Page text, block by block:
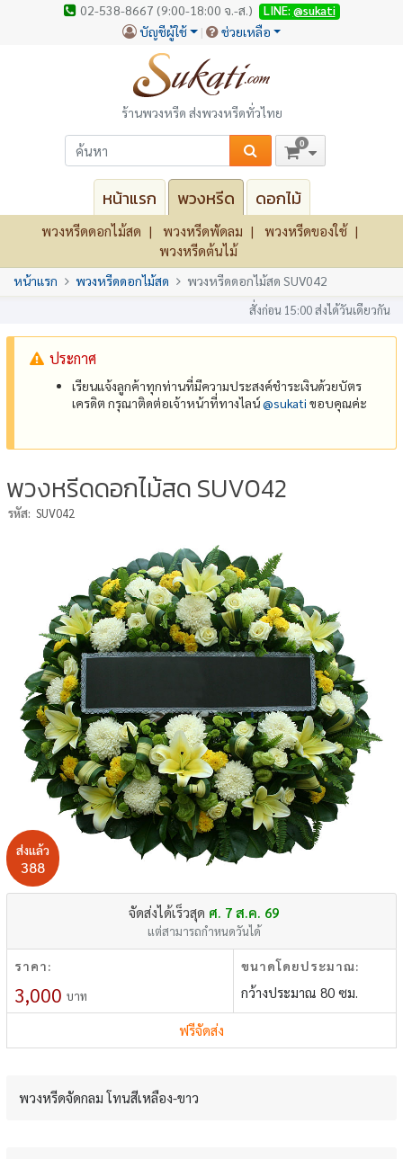
02-538-8667 (9:00-18:00 จ.-ส.) LINE: @sukati
บัญชีผู้ใช้ ช่วยเหลือ
ร้านพวงหรีด ส่งพวงหรีดทั่วไทย
0
หน้าแรก พวงหรีด ดอกไม้
พวงหรีดดอกไม้สด พวงหรีดพัดลม
พวงหรีดของใช้
พวงหรีดต้นไม้
หน้าแรก พวงหรีดดอกไม้สด พวงหรีดดอกไม้สด SUV042
สั่งก่อน 15:00 ส่งได้วันเดียวกัน
ประกาศ
เรียนแจ้งลูกค้าทุกท่านที่มีความประสงค์ชำระเงินด้วยบัตร
เครดิต กรุณาติดต่อเจ้าหน้าที่ทางไลน์@‌sukati ขอบคุณค่ะ
พวงหรีดดอกไม้สด SUV042
รหัส: SUV042
ส่งแล้ว
388
จัดส่งได้เร็วสุด ศ. 7 ส.ค. 69
แต่สามารถกำหนดวันได้
ราคา:
3,000 บาท
ขนาดโดยประมาณ:
กว้างประมาณ 80 ซม.
ฟรีจัดส่ง
พวงหรีดจัดกลม โทนสีเหลือง-ขาว